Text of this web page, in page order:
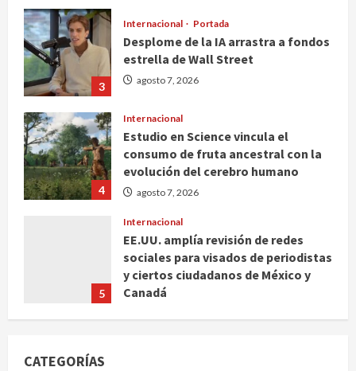
3
Desplome de la IA arrastra a fondos
estrella de Wall Street
agosto 7, 2026
4
Estudio en Science vincula el
consumo de fruta ancestral con la
evolución del cerebro humano
agosto 7, 2026
EE.UU. amplía revisión de redes
sociales para visados de periodistas
y ciertos ciudadanos de México y
Canadá
agosto 7, 2026
Nacional
CATEGORÍAS